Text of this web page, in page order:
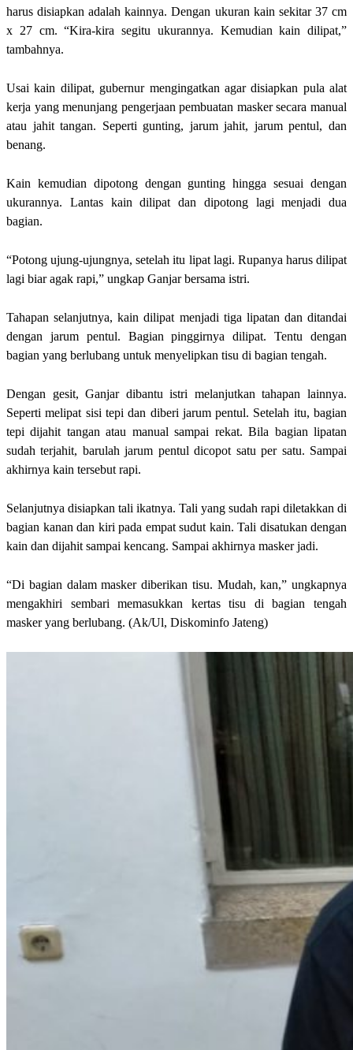
harus disiapkan adalah kainnya. Dengan ukuran kain sekitar 37 cm
x 27 cm. “Kira-kira segitu ukurannya. Kemudian kain dilipat,”
tambahnya.
Usai kain dilipat, gubernur mengingatkan agar disiapkan pula alat
kerja yang menunjang pengerjaan pembuatan masker secara manual
atau jahit tangan. Seperti gunting, jarum jahit, jarum pentul, dan
benang.
Kain kemudian dipotong dengan gunting hingga sesuai dengan
ukurannya. Lantas kain dilipat dan dipotong lagi menjadi dua
bagian.
“Potong ujung-ujungnya, setelah itu lipat lagi. Rupanya harus dilipat
lagi biar agak rapi,” ungkap Ganjar bersama istri.
Tahapan selanjutnya, kain dilipat menjadi tiga lipatan dan ditandai
dengan jarum pentul. Bagian pinggirnya dilipat. Tentu dengan
bagian yang berlubang untuk menyelipkan tisu di bagian tengah.
Dengan gesit, Ganjar dibantu istri melanjutkan tahapan lainnya.
Seperti melipat sisi tepi dan diberi jarum pentul. Setelah itu, bagian
tepi dijahit tangan atau manual sampai rekat. Bila bagian lipatan
sudah terjahit, barulah jarum pentul dicopot satu per satu. Sampai
akhirnya kain tersebut rapi.
Selanjutnya disiapkan tali ikatnya. Tali yang sudah rapi diletakkan di
bagian kanan dan kiri pada empat sudut kain. Tali disatukan dengan
kain dan dijahit sampai kencang. Sampai akhirnya masker jadi.
“Di bagian dalam masker diberikan tisu. Mudah, kan,” ungkapnya
mengakhiri sembari memasukkan kertas tisu di bagian tengah
masker yang berlubang. (Ak/Ul, Diskominfo Jateng)